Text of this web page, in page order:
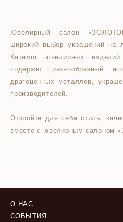
Ювелирный салон
широкий выбор украшений на
Каталог ювелирных
содержит разнообразный
драгоценных металлов,
производителей.
Откройте для себя стиль,
вместе с ювелирным
О НАС
СОБЫТИЯ